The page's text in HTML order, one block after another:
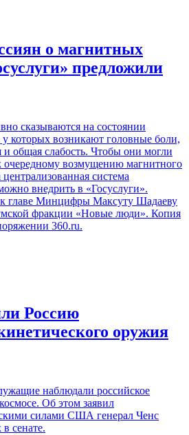
о магнитных
предложили
сказываются на состоянии
которых возникают головные боли,
и общая слабость. Чтобы они могли
очередному возмущению магнитного
система
внедрить в «Госуслуги».
главе Минцифры Максуту Шадаеву
фракции «Новые люди». Копия
360.ru.
Россию
оружия
наблюдали российское
Об этом заявил
силами США генерал Ченс
сенате.